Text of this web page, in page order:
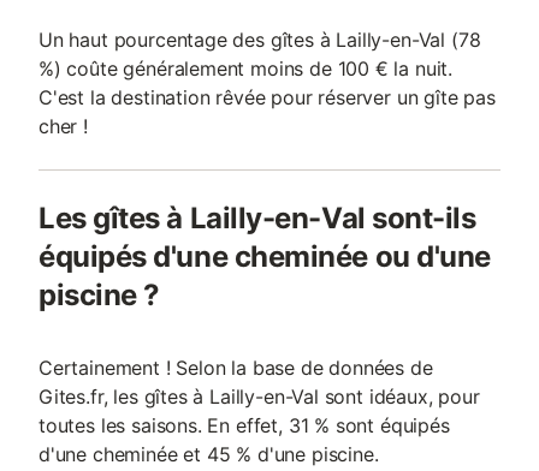
Un haut pourcentage des gîtes à Lailly-en-Val (78
%) coûte généralement moins de 100 € la nuit.
C'est la destination rêvée pour réserver un gîte pas
cher !
Les gîtes à Lailly-en-Val sont-ils
équipés d'une cheminée ou d'une
piscine ?
Certainement ! Selon la base de données de
Gites.fr, les gîtes à Lailly-en-Val sont idéaux, pour
toutes les saisons. En effet, 31 % sont équipés
d'une cheminée et 45 % d'une piscine.